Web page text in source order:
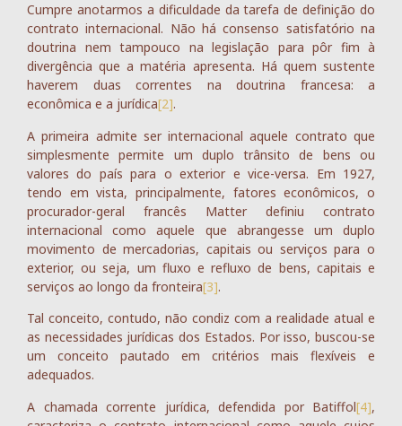
Cumpre anotarmos a dificuldade da tarefa de definição do
contrato internacional. Não há consenso satisfatório na
doutrina nem tampouco na legislação para pôr fim à
divergência que a matéria apresenta. Há quem sustente
haverem duas correntes na doutrina francesa: a
econômica e a jurídica[2].
A primeira admite ser internacional aquele contrato que
simplesmente permite um duplo trânsito de bens ou
valores do país para o exterior e vice-versa. Em 1927,
tendo em vista, principalmente, fatores econômicos, o
procurador-geral francês Matter definiu contrato
internacional como aquele que abrangesse um duplo
movimento de mercadorias, capitais ou serviços para o
exterior, ou seja, um fluxo e refluxo de bens, capitais e
serviços ao longo da fronteira[3].
Tal conceito, contudo, não condiz com a realidade atual e
as necessidades jurídicas dos Estados. Por isso, buscou-se
um conceito pautado em critérios mais flexíveis e
adequados.
A chamada corrente jurídica, defendida por Batiffol[4],